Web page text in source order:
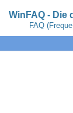
WinFAQ - Die
FAQ